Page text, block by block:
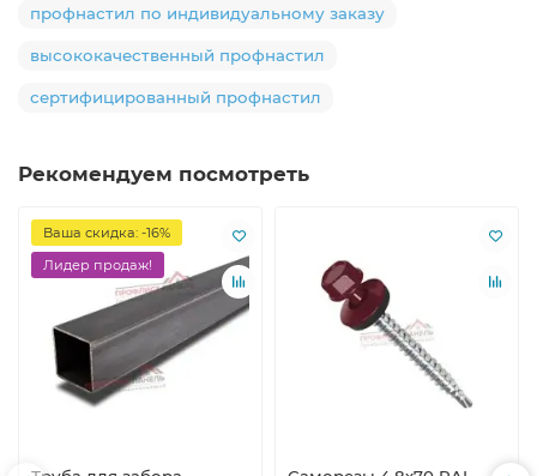
профнастил по индивидуальному заказу
высококачественный профнастил
сертифицированный профнастил
Рекомендуем посмотреть
Ваша скидка: -16%
Лидер продаж!